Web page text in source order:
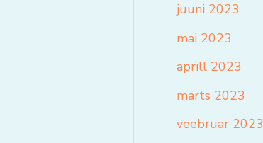
juuni 2023
mai 2023
aprill 2023
märts 2023
veebruar 2023